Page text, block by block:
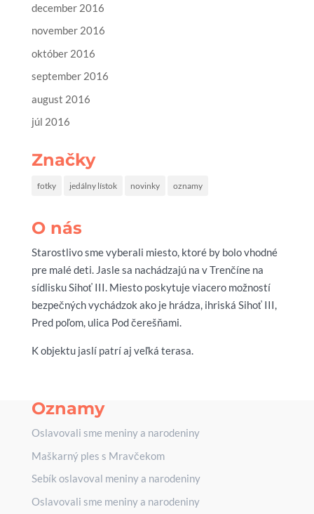
december 2016
november 2016
október 2016
september 2016
august 2016
júl 2016
Značky
fotky jedálny lístok novinky oznamy
O nás
Starostlivo sme vyberali miesto, ktoré by bolo vhodné
pre malé deti. Jasle sa nachádzajú na v Trenčíne na
sídlisku Sihoť III. Miesto poskytuje viacero možností
bezpečných vychádzok ako je hrádza, ihriská Sihoť III,
Pred poľom, ulica Pod čerešňami.
K objektu jaslí patrí aj veľká terasa.
Oznamy
Oslavovali sme meniny a narodeniny
Maškarný ples s Mravčekom
Sebík oslavoval meniny a narodeniny
Oslavovali sme meniny a narodeniny